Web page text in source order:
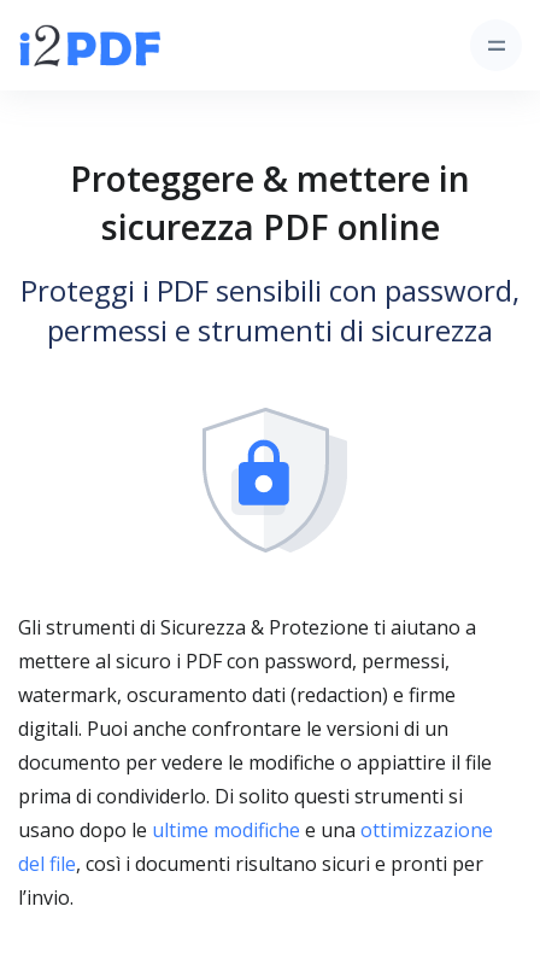
Proteggere & mettere in
sicurezza PDF online
Proteggi i PDF sensibili con password,
permessi e strumenti di sicurezza
Gli strumenti di Sicurezza & Protezione ti aiutano a
mettere al sicuro i PDF con password, permessi,
watermark, oscuramento dati (redaction) e firme
digitali. Puoi anche confrontare le versioni di un
documento per vedere le modifiche o appiattire il file
prima di condividerlo. Di solito questi strumenti si
usano dopo le ultime modifiche e una ottimizzazione
del file, così i documenti risultano sicuri e pronti per
l’invio.